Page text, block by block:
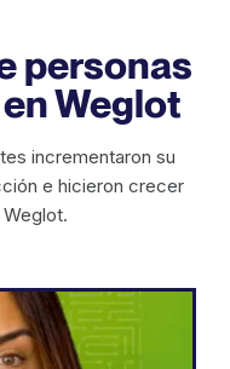
personas
Weglot
incrementaron su
e hicieron crecer